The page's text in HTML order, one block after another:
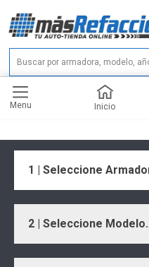
Menu Inicio
1 | Seleccione
2 | Seleccione